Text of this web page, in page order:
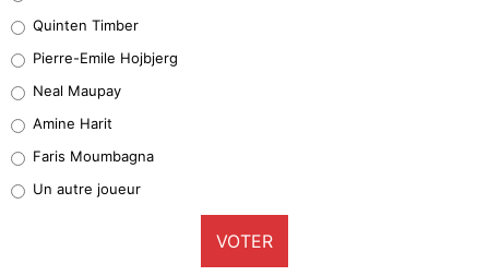
32%
5%
1%
9%
Quinten Timber
Pierre-Emile Hojbjerg
Neal Maupay
Amine Harit
Faris Moumbagna
Un autre joueur
VOTER